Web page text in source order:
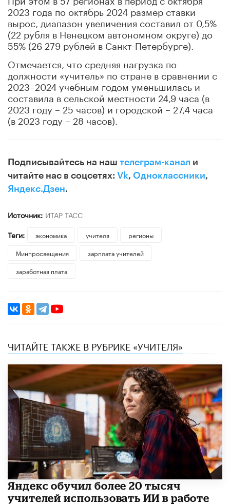
2023 года по октябрь 2024 размер ставки
вырос, диапазон увеличения составил от 0,5%
(22 рубля в Ненецком автономном округе) до
55% (26 279 рублей в Санкт-Петербурге).
Отмечается, что средняя нагрузка по
должности «учитель» по стране в сравнении с
2023–2024 учебным годом уменьшилась и
составила в сельской местности 24,9 часа (в
2023 году – 25 часов) и городской – 27,4 часа
(в 2023 году – 28 часов).
Подписывайтесь на наш телеграм-канал и
читайте нас в соцсетях: Vk, Одноклассники,
Яндекс.Дзен.
Источник: ИТАР ТАСС
Теги:
экономика учителя
регионы
Минпросвещения
зарплата учителей
заработная плата
ЧИТАЙТЕ ТАКЖЕ В РУБРИКЕ «УЧИТЕЛЯ»
​Яндекс обучил более 20 тысяч
учителей использовать ИИ в работе